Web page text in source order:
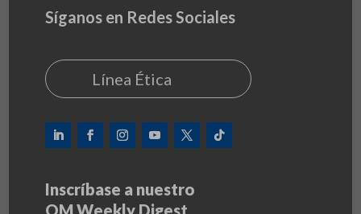
Síganos en Redes Sociales
Línea Ética
Inscríbase a nuestro
OM Weekly Digest